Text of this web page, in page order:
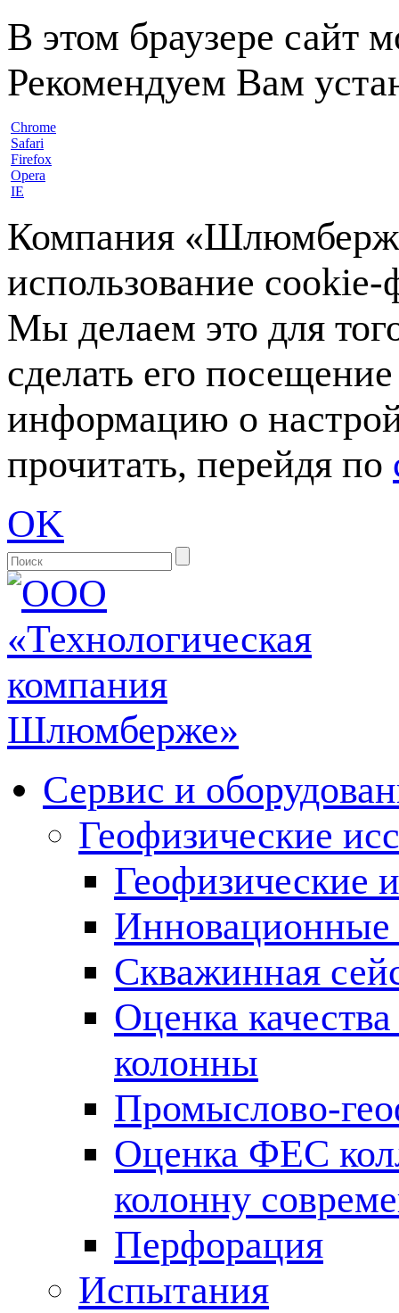
В этом браузере сайт
Рекомендуем Вам
Chrome
Safari
Firefox
Opera
IE
Компания
использование
Мы делаем это для
сделать его
информацию о
прочитать, перейдя по
OK
Сервис и
Геофизические
Геофизические
Инновационные
Скважинная
Оценка
колонны
Промыслово-
Оценка ФЕС
колонну
Перфорация
Испытания